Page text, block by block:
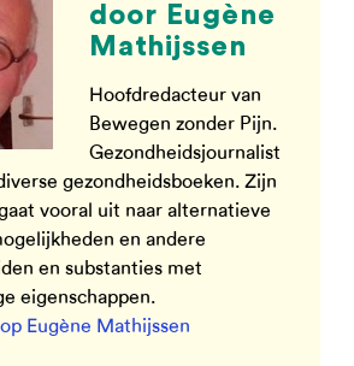
door Eugène
Mathijssen
Hoofdredacteur van
Bewegen zonder Pijn.
Gezondheidsjournalist
gezondheidsboeken. Zijn
vooral uit naar alternatieve
en andere
en substanties met
eigenschappen.
Eugène Mathijssen